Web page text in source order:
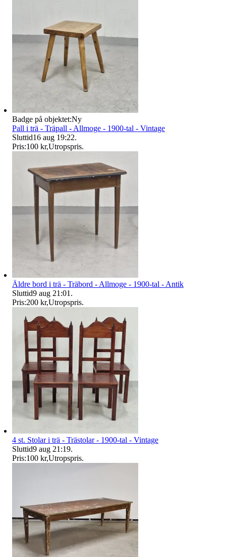
Badge på objektet:Ny
Pall i trä - Träpall - Allmoge - 1900-tal - Vintage
Sluttid16 aug 19:22.
Pris:100 kr,Utropspris.
Äldre bord i trä - Träbord - Allmoge - 1900-tal - Antik
Sluttid9 aug 21:01 .
Pris:200 kr,Utropspris.
4 st. Stolar i trä - Trästolar - 1900-tal - Vintage
Sluttid9 aug 21:19.
Pris:100 kr,Utropspris.